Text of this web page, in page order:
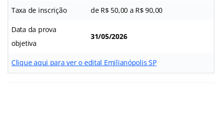
Taxa de inscrição de R$ 50,00 a R$ 90,00
Data da prova
objetiva
31/05/2026
Clique aqui para ver o edital Emilianópolis SP